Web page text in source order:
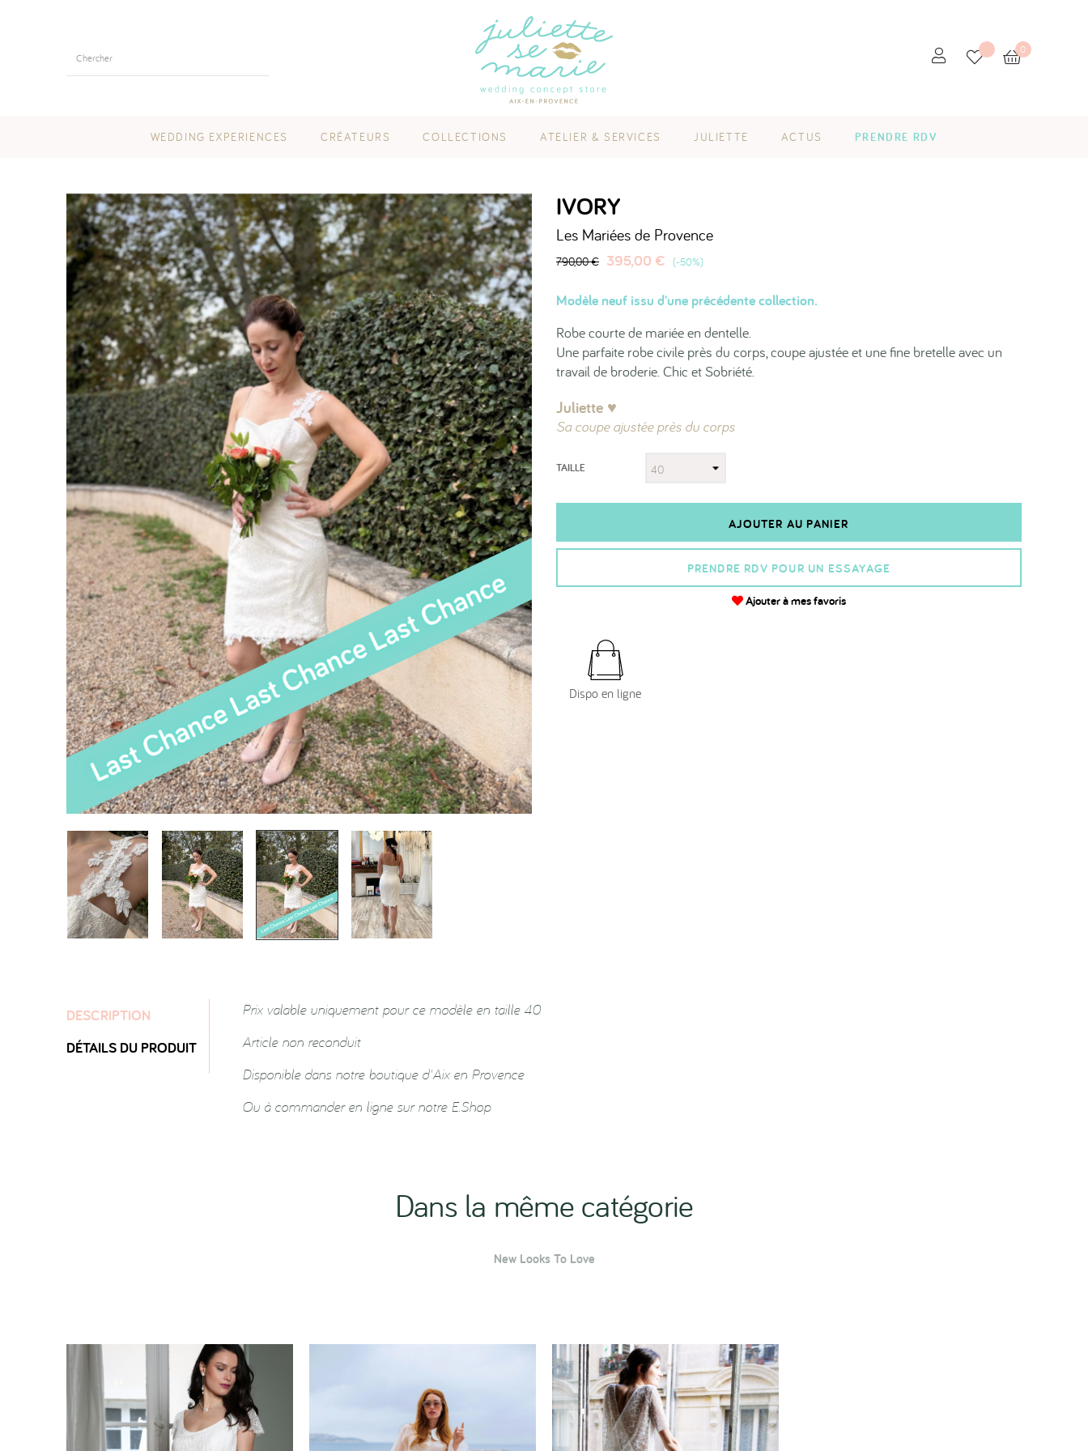
0
WEDDING EXPERIENCES CRÉATEURS COLLECTIONS ATELIER & SERVICES JULIETTE ACTUS PRENDRE RDV
IVORY
Les Mariées de Provence
790,00 € 395,00 € -50%
Modèle neuf issu d'une précédente collection.
Robe courte de mariée en dentelle.
Une parfaite robe civile près du corps, coupe ajustée et une fine bretelle avec un
travail de broderie. Chic et Sobriété.
Juliette ♥︎
Sa coupe ajustée près du corps
TAILLE
AJOUTER AU PANIER
PRENDRE RDV POUR UN ESSAYAGE
Ajouter à mes favoris
Dispo en ligne
DESCRIPTION
DÉTAILS DU PRODUIT
Prix valable uniquement pour ce modèle en taille 40
Article non reconduit
Disponible dans notre boutique d'Aix en Provence
Ou à commander en ligne sur notre E.Shop
Dans la même catégorie
New Looks To Love